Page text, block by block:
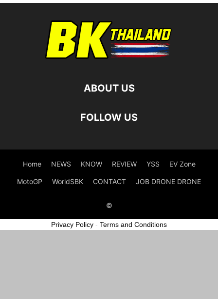
ABOUT US
FOLLOW US
Home NEWS KNOW REVIEW YSS EV Zone
MotoGP WorldSBK CONTACT JOB DRONE DRONE
©
Privacy Policy - Terms and Conditions